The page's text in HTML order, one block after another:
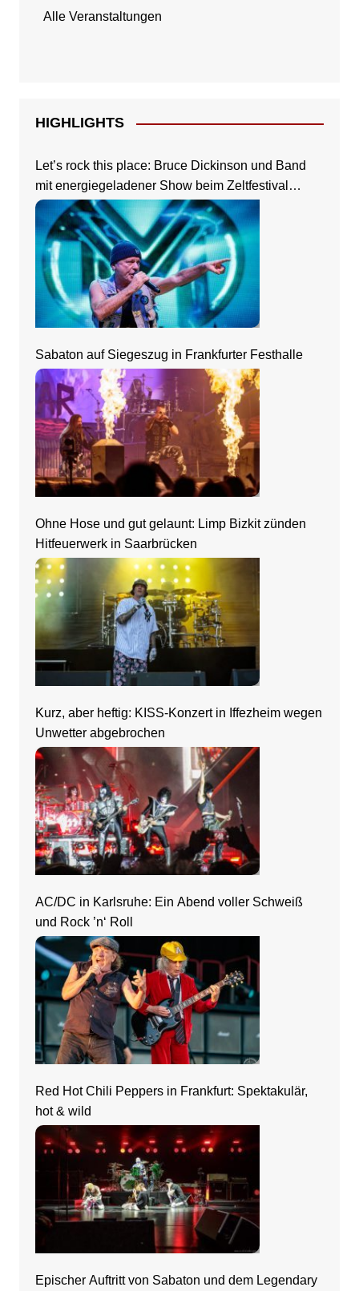
Alle Veranstaltungen
HIGHLIGHTS
Let’s rock this place: Bruce Dickinson und Band
mit energiegeladener Show beim Zeltfestival
Rhein-Neckar
Sabaton auf Siegeszug in Frankfurter Festhalle
Ohne Hose und gut gelaunt: Limp Bizkit zünden
Hitfeuerwerk in Saarbrücken
Kurz, aber heftig: KISS-Konzert in Iffezheim wegen
Unwetter abgebrochen
AC/DC in Karlsruhe: Ein Abend voller Schweiß
und Rock ’n‘ Roll
Red Hot Chili Peppers in Frankfurt: Spektakulär,
hot & wild
Epischer Auftritt von Sabaton und dem Legendary